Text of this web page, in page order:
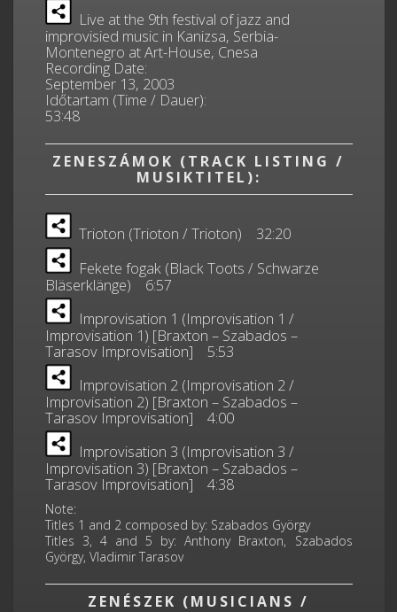
Live at the 9th festival of jazz and
improvisied music in Kanizsa, Serbia-
Montenegro at Art-House, Cnesa
Recording Date:
September 13, 2003
Időtartam (Time / Dauer):
53:48
ZENESZÁMOK (TRACK LISTING /
MUSIKTITEL):
Trioton (Trioton / Trioton) 32:20
Fekete fogak (Black Toots / Schwarze
Bläserklänge) 6:57
Improvisation 1 (Improvisation 1 /
Improvisation 1) [Braxton – Szabados –
Tarasov Improvisation] 5:53
Improvisation 2 (Improvisation 2 /
Improvisation 2) [Braxton – Szabados –
Tarasov Improvisation] 4:00
Improvisation 3 (Improvisation 3 /
Improvisation 3) [Braxton – Szabados –
Tarasov Improvisation] 4:38
Note:
Titles 1 and 2 composed by: Szabados György
Titles 3, 4 and 5 by: Anthony Braxton, Szabados
György, Vladimir Tarasov
ZENÉSZEK (MUSICIANS /